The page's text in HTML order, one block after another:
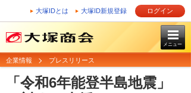
大塚IDとは 大塚ID新規登録 ログイン
メニュー
企業情報 プレスリリース
「令和6年能登半島地震」